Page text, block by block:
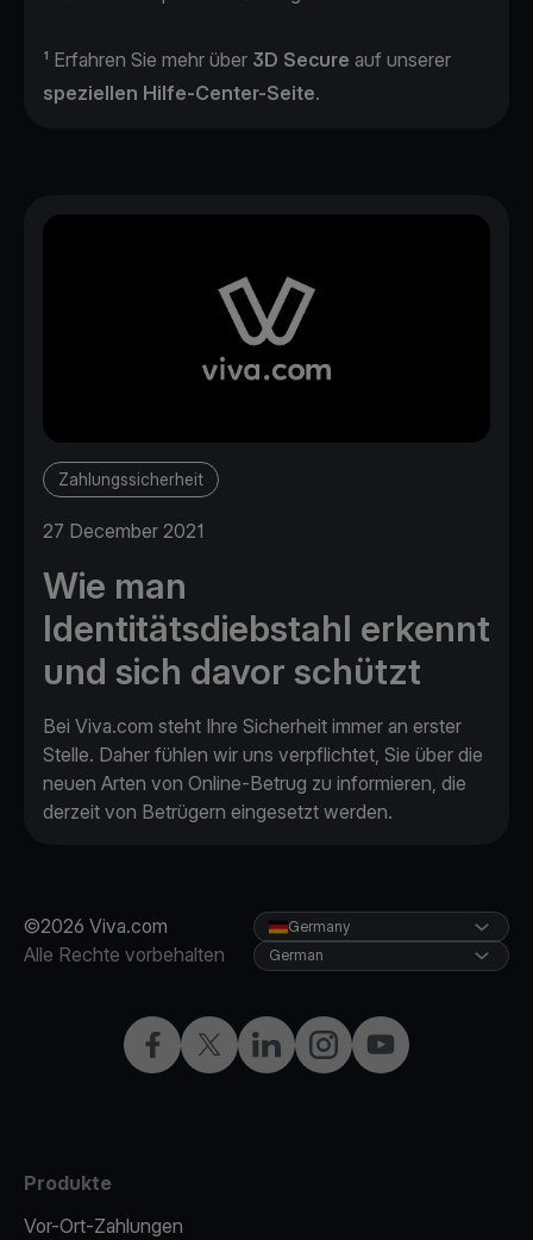
¹ Erfahren Sie mehr über 3D Secure auf unserer
speziellen Hilfe-Center-Seite.
Zahlungssicherheit
27 December 2021
Wie man
Identitätsdiebstahl erkennt
und sich davor schützt
Bei Viva.com steht Ihre Sicherheit immer an erster
Stelle. Daher fühlen wir uns verpflichtet, Sie über die
neuen Arten von Online-Betrug zu informieren, die
derzeit von Betrügern eingesetzt werden.
©2026 Viva.com
Alle Rechte vorbehalten
Facebook
X LinkedInInstagramYouTube
Germany
German
Produkte
Vor-Ort-Zahlungen